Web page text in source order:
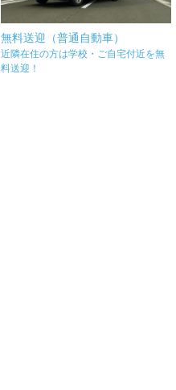
無料送迎（普通自動車）
近隣在住の方は学校・ご自宅付近を無
料送迎！